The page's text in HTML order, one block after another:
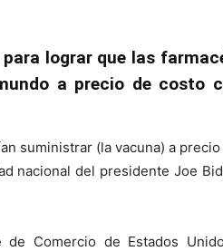
lograr que las
a precio de costo
suministrar (la vacuna) a
nacional del presidente Joe
Comercio de Estados